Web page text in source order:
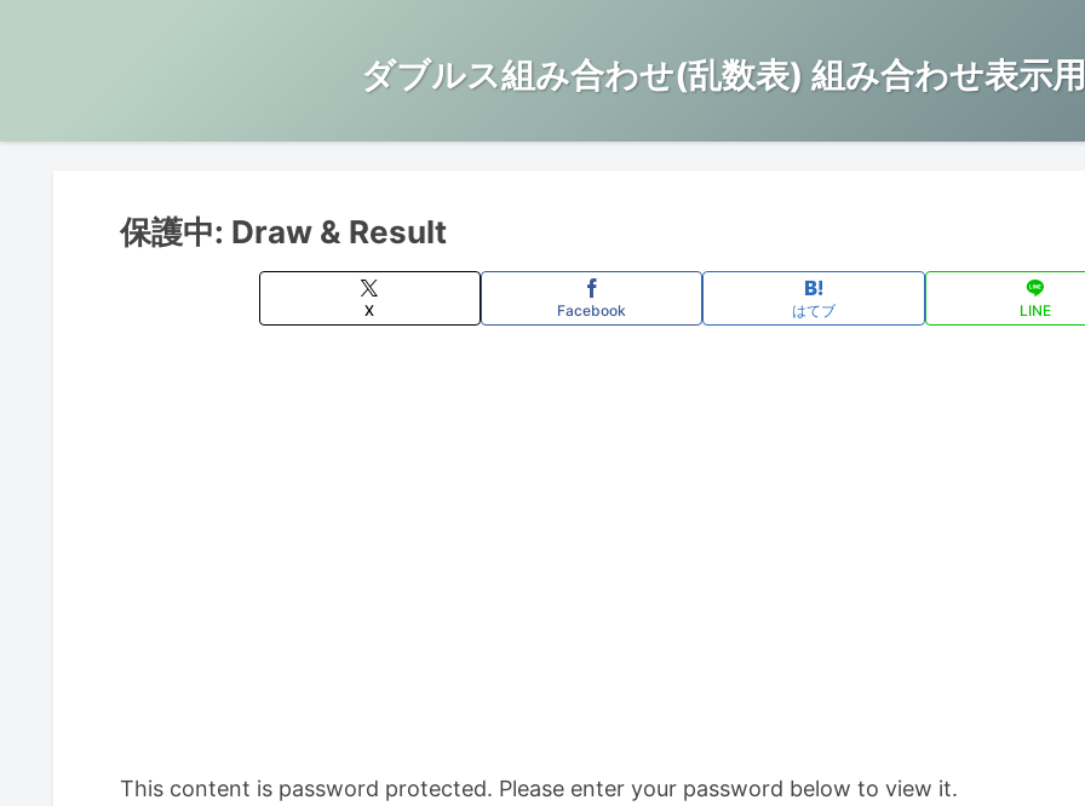
ダブルス組み合わせ(乱数表) 組み合わせ表示
保護中: Draw & Result
X Facebook はてブ LINE
This content is password protected. Please enter your password below to view it.